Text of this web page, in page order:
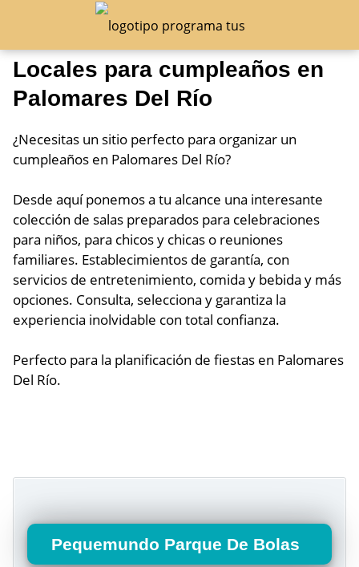
Locales para cumpleaños en
Palomares Del Río
¿Necesitas un sitio perfecto para organizar un
cumpleaños en Palomares Del Río?
Desde aquí ponemos a tu alcance una interesante
colección de salas preparados para celebraciones
para niños, para chicos y chicas o reuniones
familiares. Establecimientos de garantía, con
servicios de entretenimiento, comida y bebida y más
opciones. Consulta, selecciona y garantiza la
experiencia inolvidable con total confianza.
Perfecto para la planificación de fiestas en Palomares
Del Río.
Pequemundo Parque De Bolas